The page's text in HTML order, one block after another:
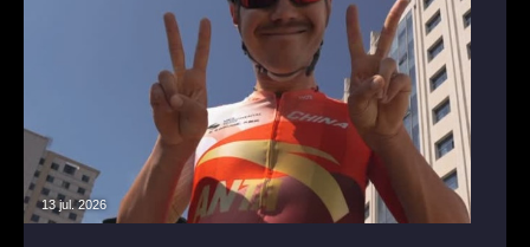
13 jul. 2026